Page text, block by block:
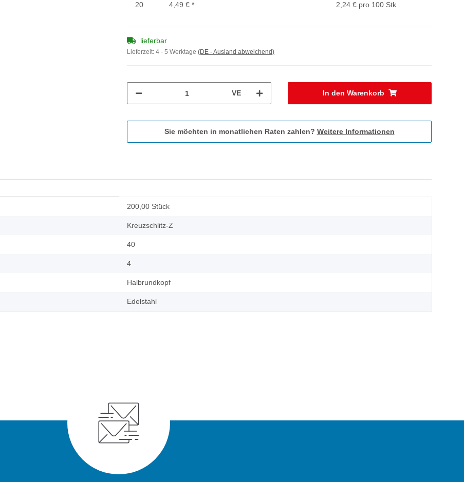
20 4,49 € * 2,24 € pro 100 Stk
lieferbar
Lieferzeit: 4 - 5 Werktage (DE - Ausland abweichend)
VE In den Warenkorb
Sie möchten in monatlichen Raten zahlen? Weitere Informationen
200,00 Stück
Kreuzschlitz-Z
40
4
Halbrundkopf
Edelstahl